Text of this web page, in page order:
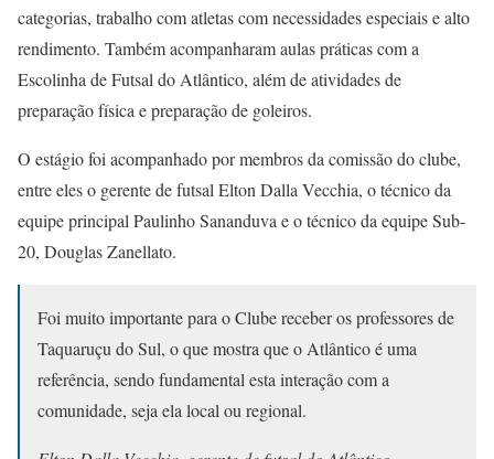
categorias, trabalho com atletas com necessidades especiais e alto
rendimento. Também acompanharam aulas práticas com a
Escolinha de Futsal do Atlântico, além de atividades de
preparação física e preparação de goleiros.
O estágio foi acompanhado por membros da comissão do clube,
entre eles o gerente de futsal Elton Dalla Vecchia, o técnico da
equipe principal Paulinho Sananduva e o técnico da equipe Sub-
20, Douglas Zanellato.
Foi muito importante para o Clube receber os professores de
Taquaruçu do Sul, o que mostra que o Atlântico é uma
referência, sendo fundamental esta interação com a
comunidade, seja ela local ou regional.